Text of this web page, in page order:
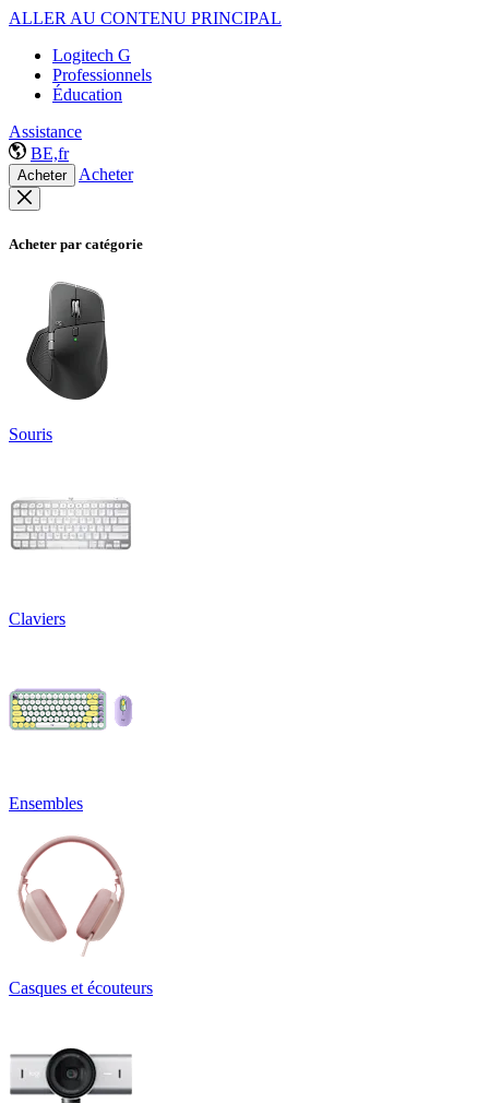
ALLER AU CONTENU PRINCIPAL
Logitech G
Professionnels
Éducation
Assistance
BE,fr
Acheter Acheter
Acheter par catégorie
Souris
Claviers
Ensembles
Casques et écouteurs